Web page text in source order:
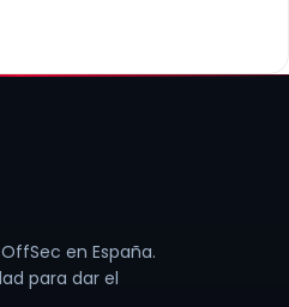
en España.
para dar el